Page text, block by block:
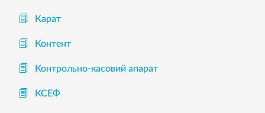
Карат
Контент
Контрольно-касовий апарат
КСЕФ